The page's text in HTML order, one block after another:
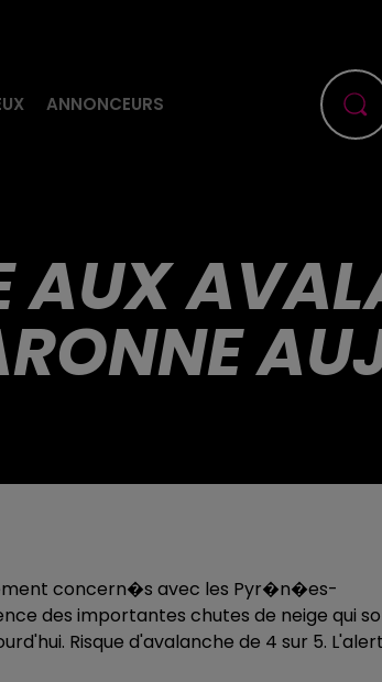
ANNONCEURS
AUX
concern�s avec les Pyr�n�es-
des importantes chutes de neige qui
Risque d'avalanche de 4 sur 5.